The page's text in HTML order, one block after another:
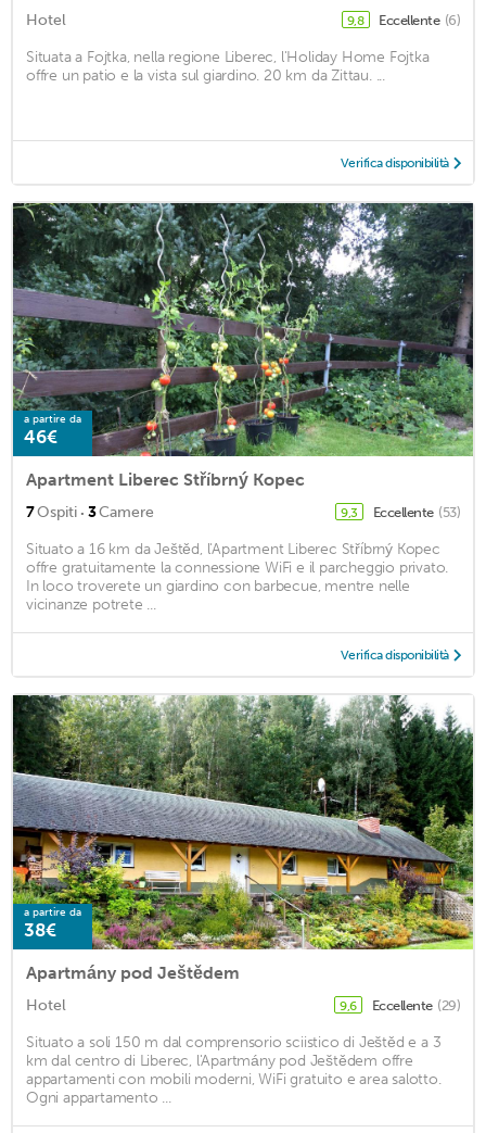
Hotel 9,8 Eccellente (6)
Situata a Fojtka, nella regione Liberec, l'Holiday Home Fojtka
offre un patio e la vista sul giardino. 20 km da Zittau. ...
Verifica disponibilità
a partire da
46€
Apartment Liberec Stříbrný Kopec
7Ospiti · 3Camere 9,3 Eccellente (53)
Situato a 16 km da Ještěd, l'Apartment Liberec Stříbrný Kopec
offre gratuitamente la connessione WiFi e il parcheggio privato.
In loco troverete un giardino con barbecue, mentre nelle
vicinanze potrete ...
Verifica disponibilità
a partire da
38€
Apartmány pod Ještědem
Hotel 9,6 Eccellente (29)
Situato a soli 150 m dal comprensorio sciistico di Ještěd e a 3
km dal centro di Liberec, l'Apartmány pod Ještědem offre
appartamenti con mobili moderni, WiFi gratuito e area salotto.
Ogni appartamento ...